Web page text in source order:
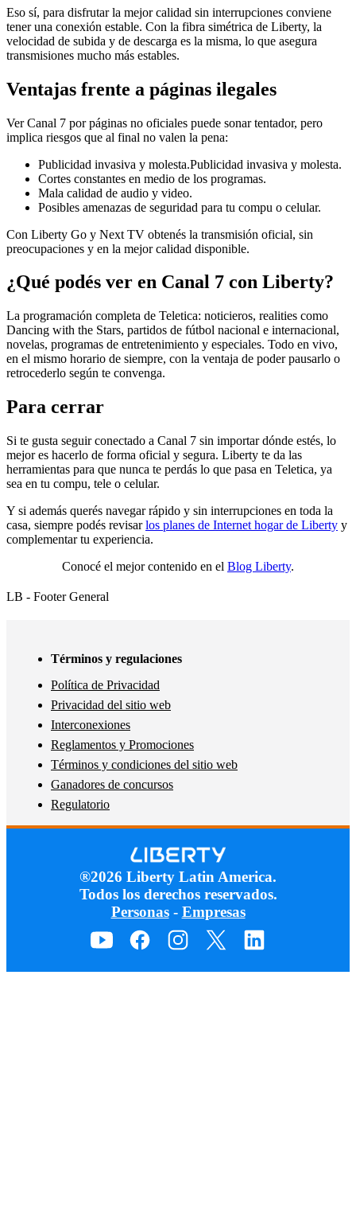
Eso sí, para disfrutar la mejor calidad sin interrupciones conviene
tener una conexión estable. Con la fibra simétrica de Liberty, la
velocidad de subida y de descarga es la misma, lo que asegura
transmisiones mucho más estables.
Ventajas frente a páginas ilegales
Ver Canal 7 por páginas no oficiales puede sonar tentador, pero
implica riesgos que al final no valen la pena:
Publicidad invasiva y molesta.Publicidad invasiva y molesta.
Cortes constantes en medio de los programas.
Mala calidad de audio y video.
Posibles amenazas de seguridad para tu compu o celular.
Con Liberty Go y Next TV obtenés la transmisión oficial, sin
preocupaciones y en la mejor calidad disponible.
¿Qué podés ver en Canal 7 con Liberty?
La programación completa de Teletica: noticieros, realities como
Dancing with the Stars, partidos de fútbol nacional e internacional,
novelas, programas de entretenimiento y especiales. Todo en vivo,
en el mismo horario de siempre, con la ventaja de poder pausarlo o
retrocederlo según te convenga.
Para cerrar
Si te gusta seguir conectado a Canal 7 sin importar dónde estés, lo
mejor es hacerlo de forma oficial y segura. Liberty te da las
herramientas para que nunca te perdás lo que pasa en Teletica, ya
sea en tu compu, tele o celular.
Y si además querés navegar rápido y sin interrupciones en toda la
casa, siempre podés revisarlos planes de Internet hogar de Liberty y
complementar tu experiencia.
Conocé el mejor contenido en el Blog Liberty.
LB - Footer General
Términos y regulaciones
Política de Privacidad
Privacidad del sitio web
Interconexiones
Reglamentos y Promociones
Términos y condiciones del sitio web
Ganadores de concursos
Regulatorio
®2026 Liberty Latin America.
Todos los derechos reservados.
Personas- Empresas